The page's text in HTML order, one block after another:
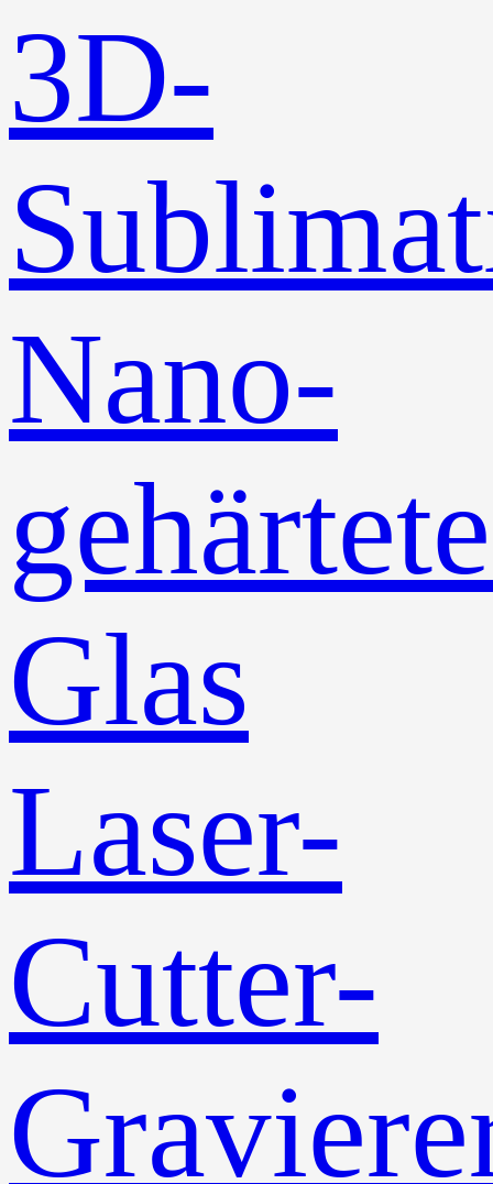
3D-
Nano-
Glas
Laser-
Cutter-